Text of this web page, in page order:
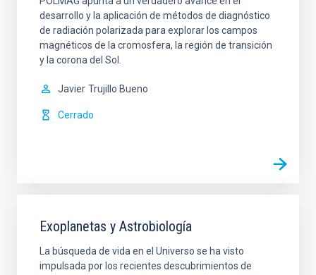
desarrollo y la aplicación de métodos de diagnóstico
de radiación polarizada para explorar los campos
magnéticos de la cromosfera, la región de transición
y la corona del Sol.
Javier Trujillo Bueno
Cerrado
Exoplanetas y Astrobiología
La búsqueda de vida en el Universo se ha visto
impulsada por los recientes descubrimientos de